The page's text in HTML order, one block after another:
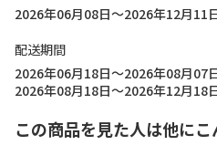
2026年06月08日～2026年12月11
配送期間
2026年06月18日～2026年08月07
2026年08月18日～2026年12月18
この商品を見た人は他に